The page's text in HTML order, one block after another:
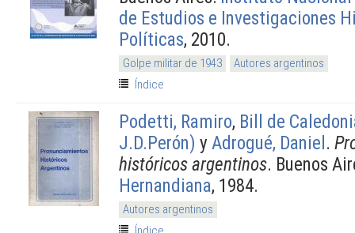
de Estudios e Investigaciones
Políticas, 2010.
Golpe militar de 1943
Autores argentinos
Índice
Podetti, Ramiro, Bill de
J.D.Perón) y Adrogué, Daniel.
históricos argentinos. Buenos
Hernandiana, 1984.
Autores argentinos